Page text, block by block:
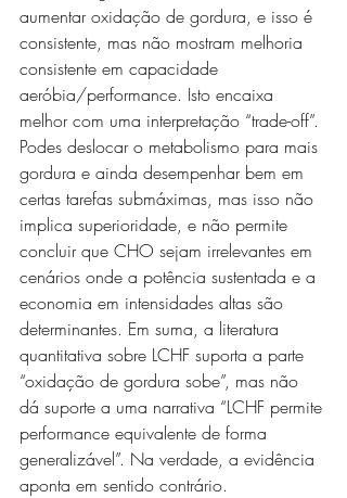
aumentar oxidação de gordura, e isso é
consistente, mas não mostram melhoria
consistente em capacidade
aeróbia/performance. Isto encaixa
melhor com uma interpretação “trade-off”.
Podes deslocar o metabolismo para mais
gordura e ainda desempenhar bem em
certas tarefas submáximas, mas isso não
implica superioridade, e não permite
concluir que CHO sejam irrelevantes em
cenários onde a potência sustentada e a
economia em intensidades altas são
determinantes. Em suma, a literatura
quantitativa sobre LCHF suporta a parte
“oxidação de gordura sobe”, mas não
dá suporte a uma narrativa “LCHF permite
performance equivalente de forma
generalizável”. Na verdade, a evidência
aponta em sentido contrário.